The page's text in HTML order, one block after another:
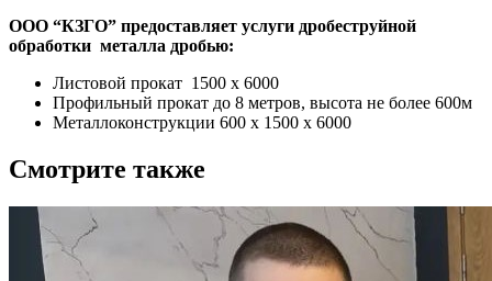
ООО “КЗГО” предоставляет услуги дробеструйной
обработки металла дробью:
Листовой прокат 1500 х 6000
Профильный прокат до 8 метров, высота не более 600м
Металлоконструкции 600 х 1500 х 6000
Смотрите также